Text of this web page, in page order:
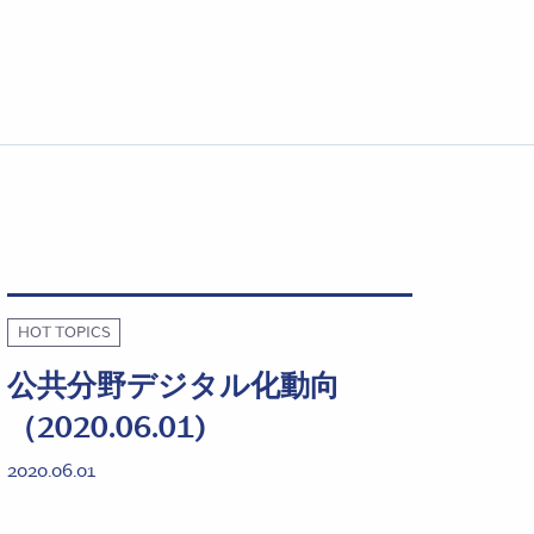
HOT TOPICS
公共分野デジタル化動向
（2020.06.01)
2020.06.01